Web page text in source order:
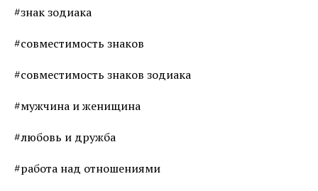
#знак зодиака
#совместимость знаков
#совместимость знаков зодиака
#мужчина и женищина
#любовь и дружба
#работа над отношениями